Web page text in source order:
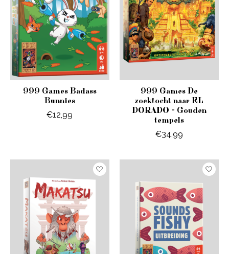
999 Games Badass
Bunnies
€12,99
999 Games De
zoektocht naar EL
DORADO - Gouden
tempels
€34,99